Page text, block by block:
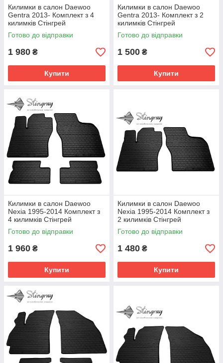
Килимки в салон Daewoo
Gentra 2013- Комплект з 4
килимків Стінгрей
Готово до відправки
1 980 ₴
Купити
Килимки в салон Daewoo
Gentra 2013- Комплект з 2
килимків Стінгрей
Готово до відправки
1 500 ₴
Купити
Килимки в салон Daewoo
Nexia 1995-2014 Комплект з
4 килимків Стінгрей
Готово до відправки
1 960 ₴
Купити
Килимки в салон Daewoo
Nexia 1995-2014 Комплект з
2 килимків Стінгрей
Готово до відправки
1 480 ₴
Купити